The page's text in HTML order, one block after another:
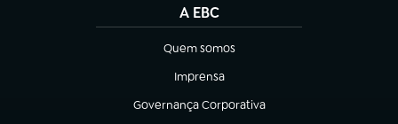
A EBC
Quem somos
(abre em nova aba)
Imprensa
(abre em nova aba)
Governança Corporativa
(abre em nova aba)